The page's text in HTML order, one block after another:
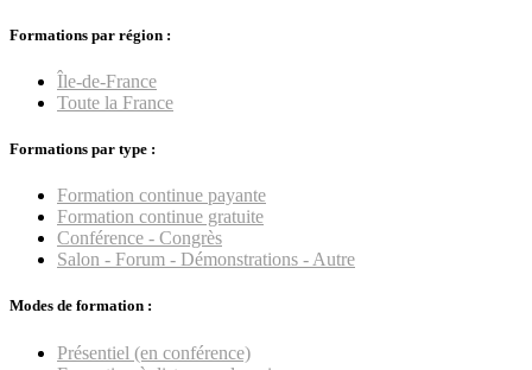
Formations par région :
Île-de-France
Toute la France
Formations par type :
Formation continue payante
Formation continue gratuite
Conférence - Congrès
Salon - Forum - Démonstrations - Autre
Modes de formation :
Présentiel (en conférence)